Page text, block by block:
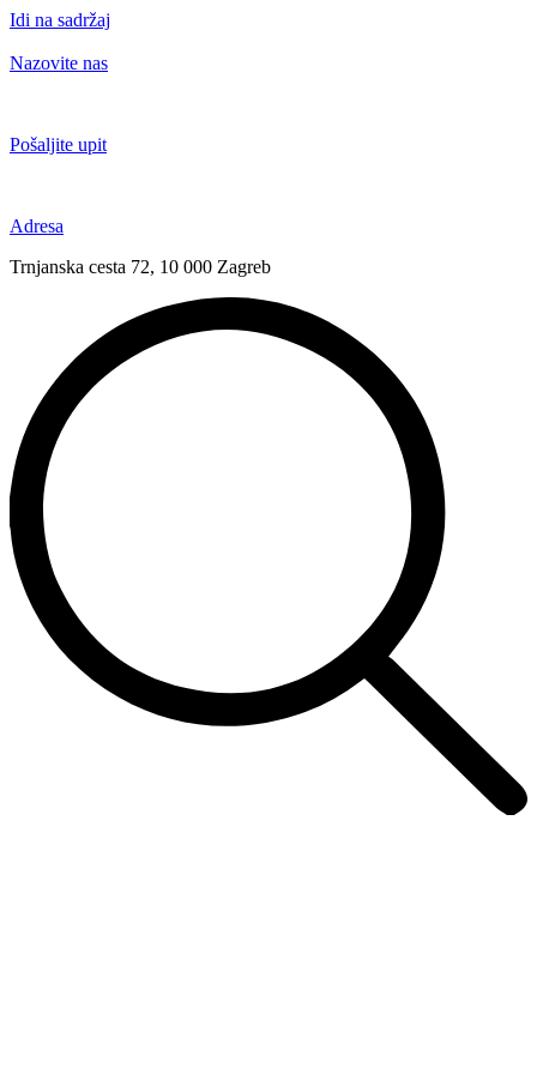
Idi na sadržaj
Nazovite nas
Pošaljite upit
Adresa
Trnjanska cesta 72, 10 000 Zagreb